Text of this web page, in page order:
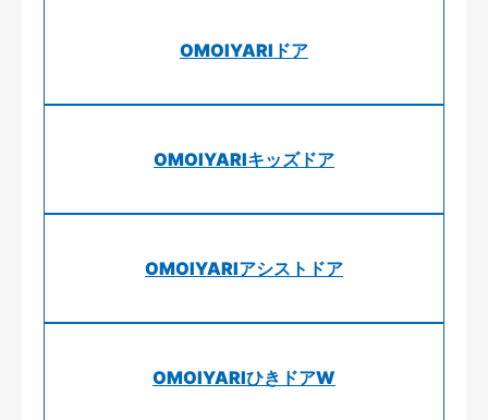
OMOIYARIドア
OMOIYARIキッズドア
OMOIYARIアシストドア
OMOIYARIひきドアW